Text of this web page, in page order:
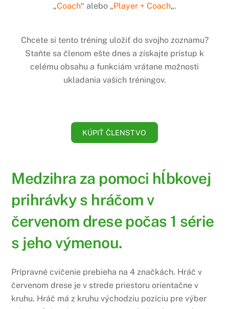
„Coach“ alebo „Player + Coach„.
Chcete si tento tréning uložiť do svojho zoznamu?
Staňte sa členom ešte dnes a získajte prístup k
celému obsahu a funkciám vrátane možnosti
ukladania vašich tréningov.
KÚPIŤ ČLENSTVO
Medzihra za pomoci hĺbkovej
prihrávky s hráčom v
červenom drese počas 1 série
s jeho výmenou.
Prípravné cvičenie prebieha na 4 značkách. Hráč v
červenom drese je v strede priestoru orientačne v
kruhu. Hráč má z kruhu východziu pozíciu pre výber